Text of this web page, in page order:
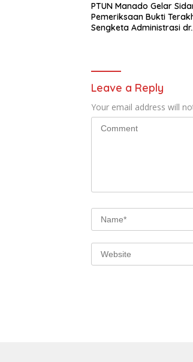
PTUN Manado Gelar
Pemeriksaan Bukti
Sengketa Administrasi dr.
Leave a Reply
Your email address will